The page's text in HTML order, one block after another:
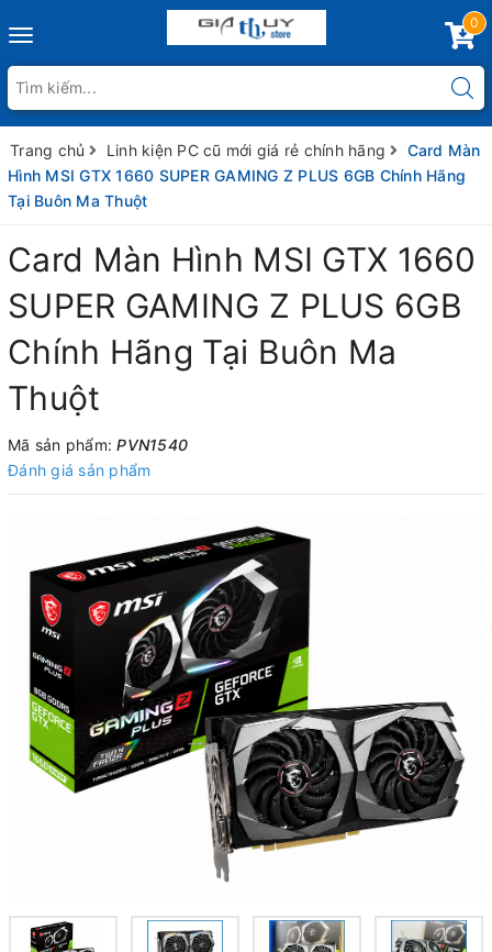
Toggle
0
Trang chủ Linh kiện PC cũ mới giá rẻ chính hãng
Card Màn
Hình MSI GTX 1660 SUPER GAMING Z PLUS 6GB Chính Hãng
Tại Buôn Ma Thuột
Card Màn Hình MSI GTX 1660
SUPER GAMING Z PLUS 6GB
Chính Hãng Tại Buôn Ma
Thuột
Mã sản phẩm:PVN1540
Đánh giá sản phẩm